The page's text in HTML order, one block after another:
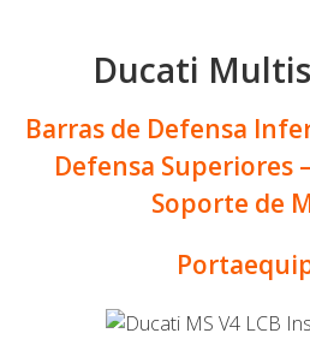
Ducati
Barras de Defensa
Defensa Superiores
Soporte de